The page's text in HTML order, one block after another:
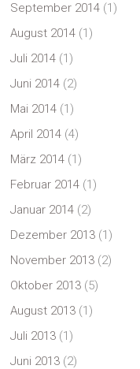
September 2014 (1)
August 2014 (1)
Juli 2014 (1)
Juni 2014 (2)
Mai 2014 (1)
April 2014 (4)
März 2014 (1)
Februar 2014 (1)
Januar 2014 (2)
Dezember 2013 (1)
November 2013 (2)
Oktober 2013 (5)
August 2013 (1)
Juli 2013 (1)
Juni 2013 (2)